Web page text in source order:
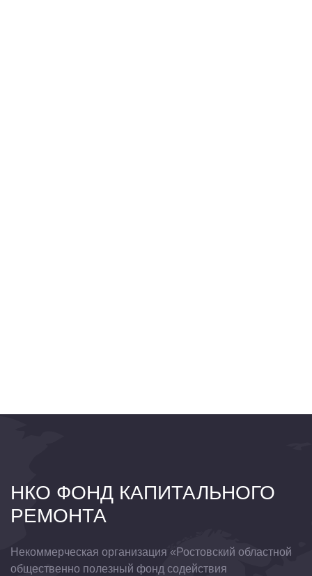
НКО ФОНД КАПИТАЛЬНОГО
РЕМОНТА
Некоммерческая организация «Ростовский областной
общественно полезный фонд содействия